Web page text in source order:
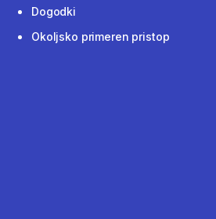
Dogodki
Okoljsko primeren pristop